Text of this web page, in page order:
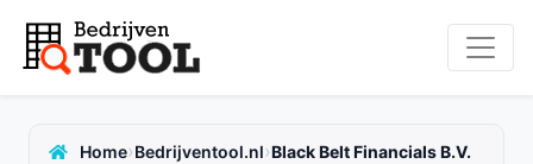
Home›Bedrijventool.nl›Black Belt Financials B.V.